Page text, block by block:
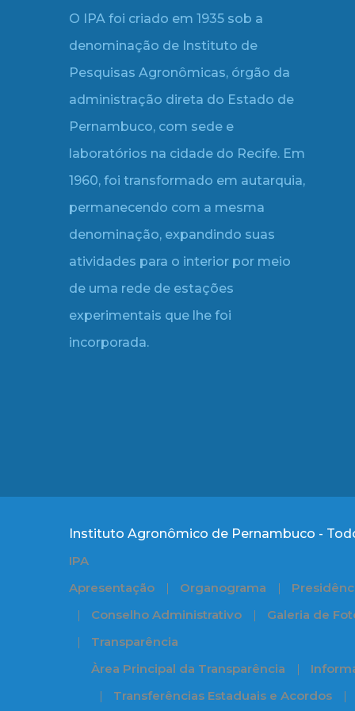
O IPA foi criado em 1935 sob a
denominação de Instituto de
Pesquisas Agronômicas, órgão da
administração direta do Estado de
Pernambuco, com sede e
laboratórios na cidade do Recife. Em
1960, foi transformado em autarquia,
permanecendo com a mesma
denominação, expandindo suas
atividades para o interior por meio
de uma rede de estações
experimentais que lhe foi
incorporada.
Instituto Agronômico de Pernambuco -
IPA
Apresentação
Organograma
Conselho Administrativo
Galeria de
Transparência
Àrea Principal da Transparência
Transferências Estaduais e Acordos